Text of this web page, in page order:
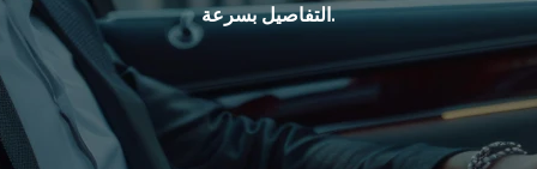
التفاصيل بسرعة.